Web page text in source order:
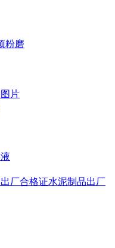
粉磨
片
厂合格证水泥制品出厂